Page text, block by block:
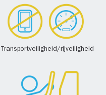
Transportveiligheid/rijveiligheid